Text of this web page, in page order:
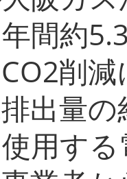
間約
削
出量
用す